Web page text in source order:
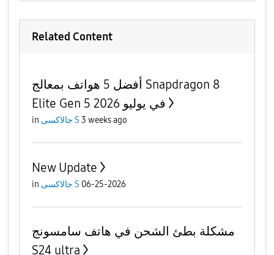
Related Content
أفضل 5 هواتف بمعالج Snapdragon 8
Elite Gen 5 في يوليو 2026
in جالاكسى S 3 weeks ago
New Update
in جالاكسى S 06-25-2026
مشكلة بطئ الشحن في هاتف سامسونج
S24 ultra